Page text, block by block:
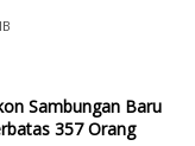
Sambungan Baru
357 Orang